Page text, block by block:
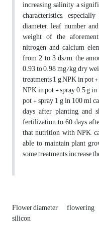
increasing salinity, a
characteristics,
diameter, leaf number
weight of the
nitrogen and calcium
from 2 to 3 ds/m, the
0.93 to 0.98 mg/kg dry
treatments 1 g NPK in pot
NPK in pot + spray 0.5 g
pot + spray 1 g in 100 ml
days after planting, and
fertilization to 60 days
that nutrition with NPK,
able to maintain plant
some treatments, increase
Flower diameter flowering
silicon‎